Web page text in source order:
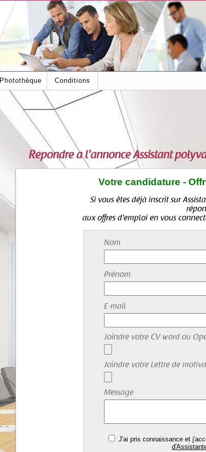
Photothèque Conditions
Répondre à l'annonceAssistant
Votre candidature -
Si vous êtes déjà inscrit sur
aux offres d'emploi en vous
Nom
Prénom
E-mail
Joindre votre CV word ou
Joindre votre Lettre de
Message
J'ai pris connaissance et